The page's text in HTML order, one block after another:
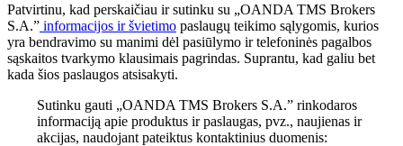
Patvirtinu, kad perskaičiau ir sutinku su „OANDA TMS Brokers
S.A.” informacijos ir švietimo paslaugų teikimo sąlygomis, kurios
yra bendravimo su manimi dėl pasiūlymo ir telefoninės pagalbos
sąskaitos tvarkymo klausimais pagrindas. Suprantu, kad galiu bet
kada šios paslaugos atsisakyti.
Sutinku gauti „OANDA TMS Brokers S.A.” rinkodaros
informaciją apie produktus ir paslaugas, pvz., naujienas ir
akcijas, naudojant pateiktus kontaktinius duomenis: